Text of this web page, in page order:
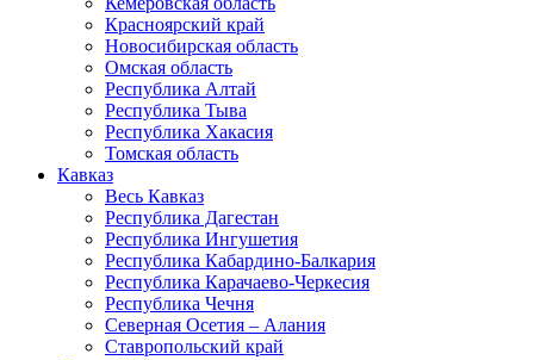
Красноярский край
Новосибирская область
Омская область
Республика Алтай
Республика Тыва
Республика Хакасия
Томская область
Кавказ
Весь Кавказ
Республика Дагестан
Республика Ингушетия
Республика Кабардино-Балкария
Республика Карачаево-Черкесия
Республика Чечня
Северная Осетия – Алания
Ставропольский край